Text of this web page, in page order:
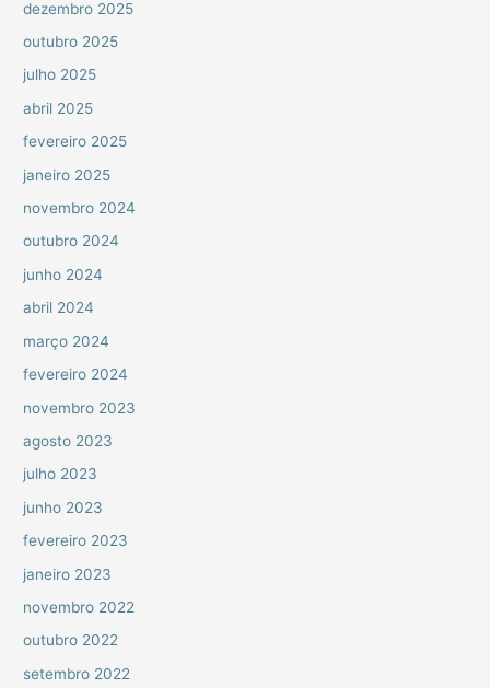
dezembro 2025
outubro 2025
julho 2025
abril 2025
fevereiro 2025
janeiro 2025
novembro 2024
outubro 2024
junho 2024
abril 2024
março 2024
fevereiro 2024
novembro 2023
agosto 2023
julho 2023
junho 2023
fevereiro 2023
janeiro 2023
novembro 2022
outubro 2022
setembro 2022